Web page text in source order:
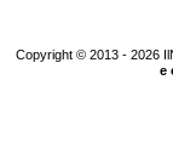
Copyright © 2013 - 2026
e